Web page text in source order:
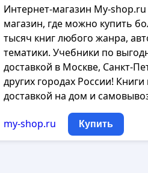
Интернет-магазин My-
магазин, где можно купить
тысяч книг любого жанра,
тематики. Учебники по
доставкой в Москве, Санкт-
других городах России!
доставкой на дом и
my-shop.ru Купить